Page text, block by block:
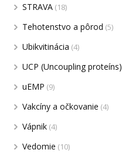
STRAVA (18)
Tehotenstvo a pôrod (5)
Ubikvitinácia (4)
UCP (Uncoupling proteíns)
uEMP (9)
Vakcíny a očkovanie (4)
Vápnik (4)
Vedomie (10)